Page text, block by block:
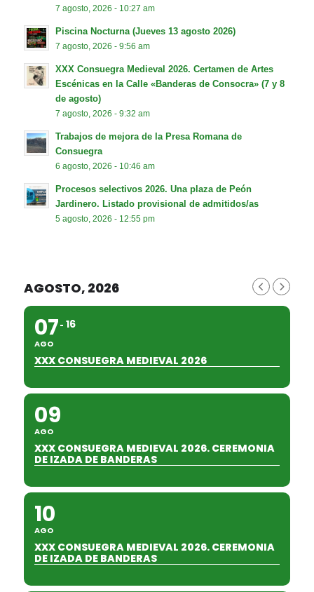
7 agosto, 2026 - 10:27 am
Piscina Nocturna (Jueves 13 agosto 2026)
7 agosto, 2026 - 9:56 am
XXX Consuegra Medieval 2026. Certamen de Artes
Escénicas en la Calle «Banderas de Consocra» (7 y 8
de agosto)
7 agosto, 2026 - 9:32 am
Trabajos de mejora de la Presa Romana de
Consuegra
6 agosto, 2026 - 10:46 am
Procesos selectivos 2026. Una plaza de Peón
Jardinero. Listado provisional de admitidos/as
5 agosto, 2026 - 12:55 pm
AGOSTO, 2026
07
AGO
16
XXX CONSUEGRA MEDIEVAL 2026
09
AGO
XXX CONSUEGRA MEDIEVAL 2026. CEREMONIA
DE IZADA DE BANDERAS
10
AGO
XXX CONSUEGRA MEDIEVAL 2026. CEREMONIA
DE IZADA DE BANDERAS